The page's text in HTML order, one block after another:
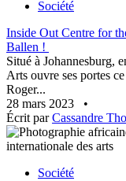
Société
Inside Out Centre for
Ballen !
Situé à Johannesburg,
Arts ouvre ses portes
Roger...
28 mars 2023
•
Écrit parCassandre
Société